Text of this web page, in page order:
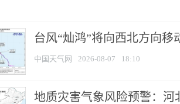
台风“灿鸿”将向西北方向移
中国天气网 2026-08-07 18:10
地质灾害气象风险预警：河